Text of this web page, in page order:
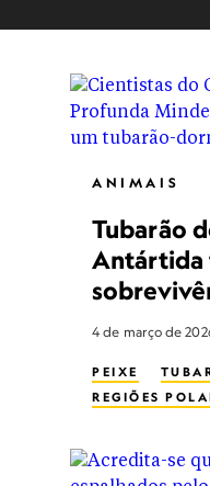
ANIMAIS
Tubarão
Antártida
4 de março de
PEIXE
REGIÕES